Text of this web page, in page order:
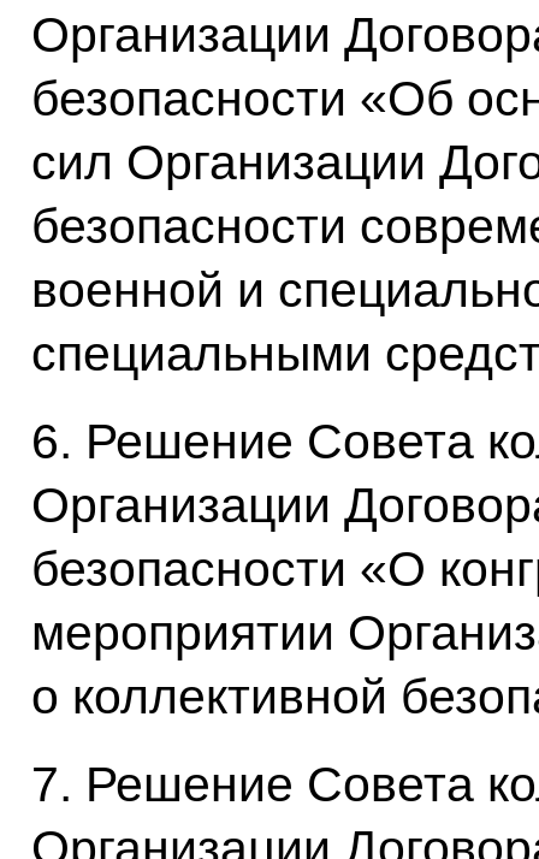
Организации
безопасности «Об
сил Организации
безопасности
военной и
специальными
6. Решение Совета
Организации
безопасности «О
мероприятии
о коллективной
7. Решение Совета